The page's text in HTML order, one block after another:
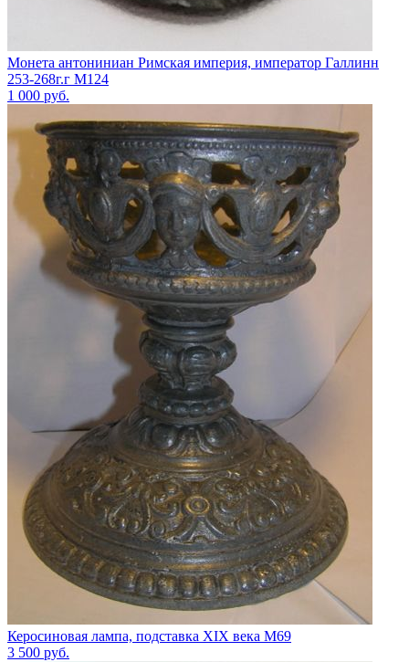
Монета антониниан Римская империя, император Галлинн
253-268г.г М124
1 000 руб.
Керосиновая лампа, подставка XIX века М69
3 500 руб.